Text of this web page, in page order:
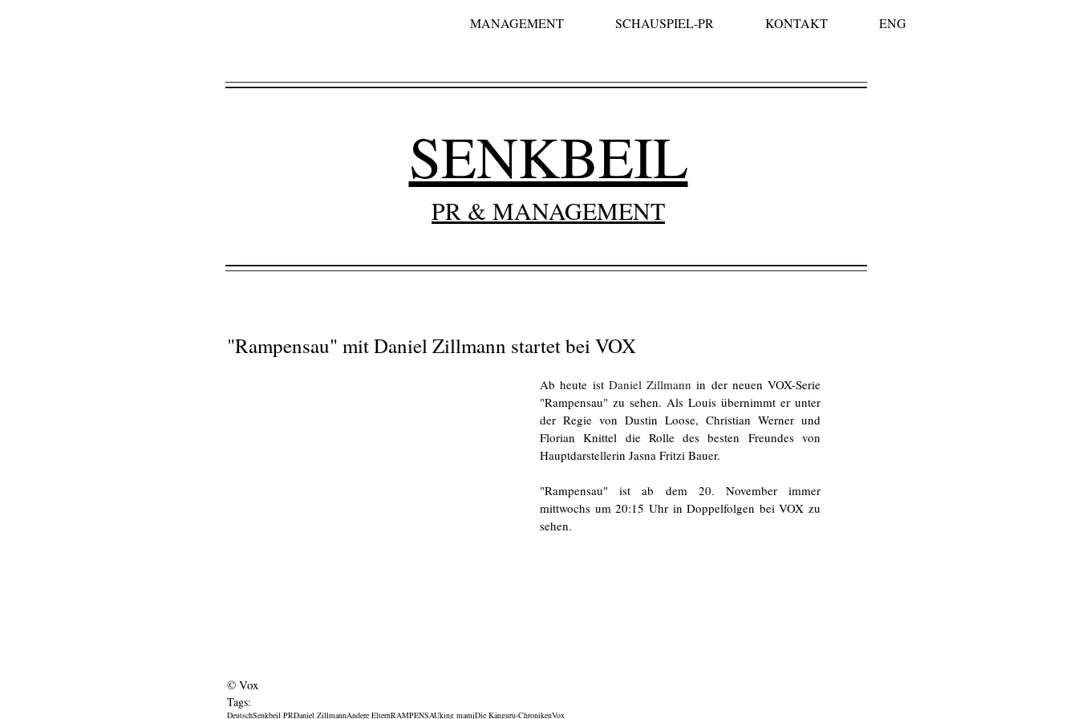
MANAGEMENT SCHAUSPIEL-PR KONTAKT ENG
SENKBEIL
PR & MANAGEMENT
"Rampensau" mit Daniel Zillmann startet bei VOX
Ab heute ist Daniel Zillmann in der neuen VOX-Serie
"Rampensau" zu sehen. Als Louis übernimmt er unter
der Regie von Dustin Loose, Christian Werner und
Florian Knittel die Rolle des besten Freundes von
Hauptdarstellerin Jasna Fritzi Bauer.
"Rampensau" ist ab dem 20. November immer
mittwochs um 20:15 Uhr in Doppelfolgen bei VOX zu
sehen.
© Vox
Tags:
DeutschSenkbeil PRDaniel ZillmannAndere ElternRAMPENSAUking mamiDie Känguru-ChronikenVox